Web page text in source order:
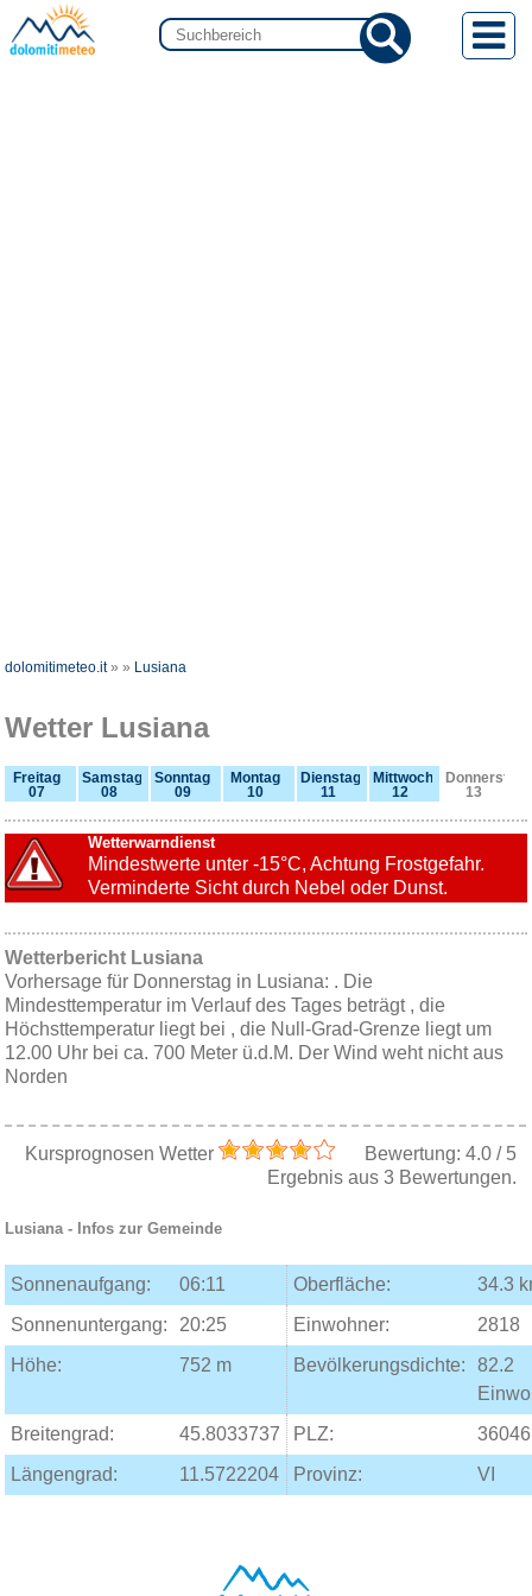
dolomitimeteo.it»» Lusiana
Wetter Lusiana
Freitag
07
Samstag
08
Sonntag
09
Montag
10
Dienstag
11
Mittwoch
12
Donnerstag
13
Wetterwarndienst
Mindestwerte unter -15°C, Achtung Frostgefahr.
Verminderte Sicht durch Nebel oder Dunst.
Wetterbericht Lusiana
Vorhersage für Donnerstag in Lusiana: . Die
Mindesttemperatur im Verlauf des Tages beträgt , die
Höchsttemperatur liegt bei , die Null-Grad-Grenze liegt um
12.00 Uhr bei ca. 700 Meter ü.d.M. Der Wind weht nicht aus
Norden
Kursprognosen Wetter Bewertung: 4.0/ 5
Ergebnis aus 3 Bewertungen.
Lusiana- Infos zur Gemeinde
Sonnenaufgang: 06:11 Oberfläche:
34.3
Sonnenuntergang:
20:25 Einwohner:
2818
Höhe:
752 m Bevölkerungsdichte:
82.2
Breitengrad:
45.8033737 PLZ:
36046
Längengrad:
11.5722204 Provinz: VI